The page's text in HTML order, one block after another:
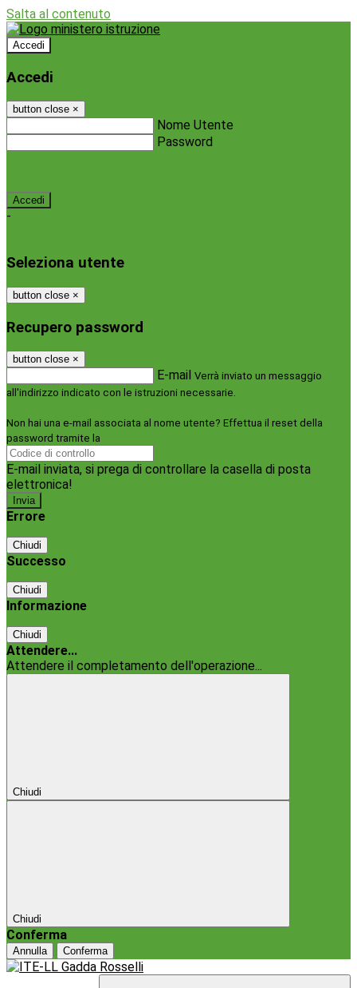
Salta al contenuto
Accedi
Accedi
button close ×
Nome Utente
Password
-
Seleziona utente
button close ×
Recupero password
button close ×
E-mail Verrà inviato un messaggio
all'indirizzo indicato con le istruzioni necessarie.
Non hai una e-mail associata al nome utente? Effettua il reset della
password tramite la
E-mail inviata, si prega di controllare la casella di posta
elettronica!
Errore
Chiudi
Successo
Chiudi
Informazione
Chiudi
Attendere...
Attendere il completamento dell'operazione...
Chiudi
Chiudi
Conferma
Annulla Conferma